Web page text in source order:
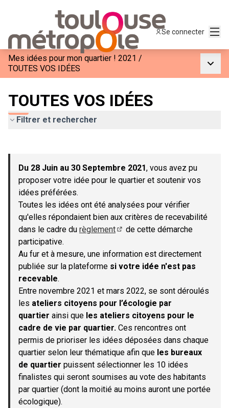
Se connecter
Mes idées pour mon quartier ! 2021 /
TOUTES VOS IDÉES
TOUTES VOS IDÉES
Filtrer et rechercher
−
Du 28 Juin au 30 Septembre 2021, vous avez pu
proposer votre idée pour le quartier et soutenir vos
idées préférées.
Toutes les idées ont été analysées pour vérifier
qu'elles répondaient bien aux critères de recevabilité
dans le cadre du règlement
de cette démarche
participative.
Au fur et à mesure, une information est directement
publiée sur la plateforme si votre idée n'est pas
recevable.
Entre novembre 2021 et mars 2022, se sont déroulés
les ateliers citoyens pour l’écologie par
quartier ainsi que les ateliers citoyens pour le
cadre de vie par quartier. Ces rencontres ont
permis de prioriser les idées déposées dans chaque
quartier selon leur thématique afin que les bureaux
de quartier puissent sélectionner les 10 idées
finalistes qui seront soumises au vote des habitants
par quartier (dont la moitié au moins auront une portée
écologique).